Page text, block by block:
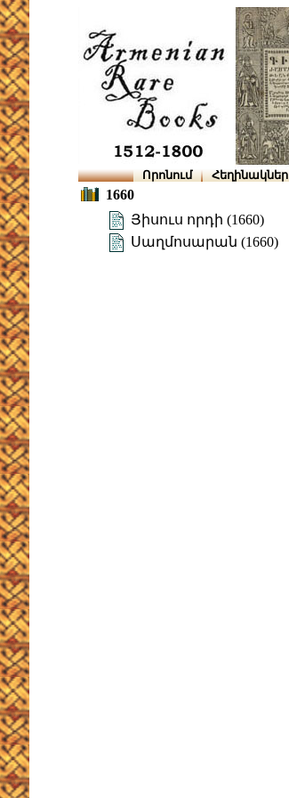
Որոնում Հեղինակներ
1660
Յիսուս որդի (1660)
Սաղմոսարան (1660)